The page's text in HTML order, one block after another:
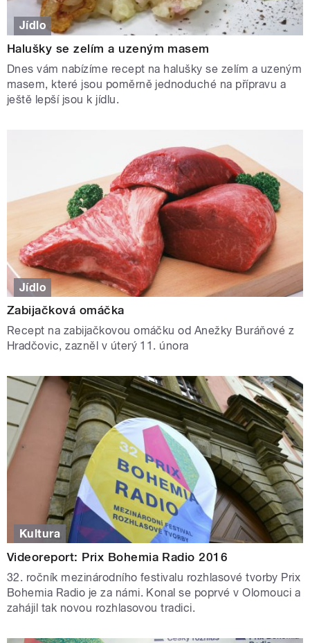
Jídlo
Halušky se zelím a uzeným masem
Dnes vám nabízíme recept na halušky se zelím a uzeným
masem, které jsou poměrně jednoduché na přípravu a
ještě lepší jsou k jídlu.
Jídlo
Zabijačková omáčka
Recept na zabijačkovou omáčku od Anežky Buráňové z
Hradčovic, zazněl v úterý 11. února
Kultura
Videoreport: Prix Bohemia Radio 2016
32. ročník mezinárodního festivalu rozhlasové tvorby Prix
Bohemia Radio je za námi. Konal se poprvé v Olomouci a
zahájil tak novou rozhlasovou tradici.